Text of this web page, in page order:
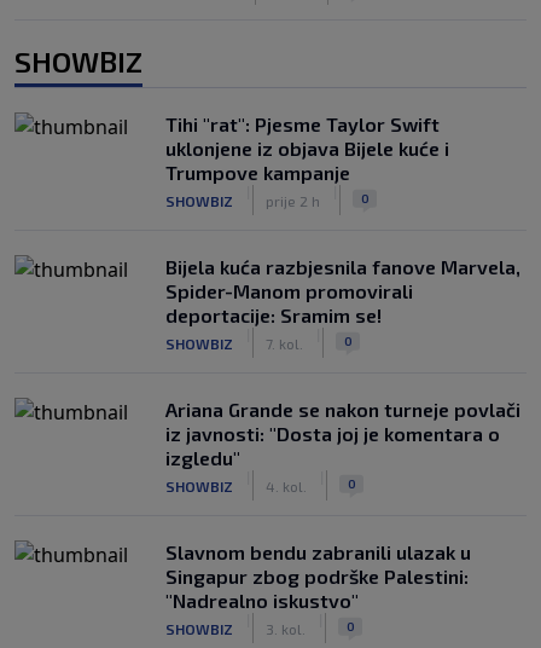
SHOWBIZ
Tihi "rat": Pjesme Taylor Swift
uklonjene iz objava Bijele kuće i
Trumpove kampanje
SHOWBIZ prije 2 h 0
Bijela kuća razbjesnila fanove Marvela,
Spider-Manom promovirali
deportacije: Sramim se!
SHOWBIZ 7. kol. 0
Ariana Grande se nakon turneje povlači
iz javnosti: "Dosta joj je komentara o
izgledu"
SHOWBIZ 4. kol. 0
Slavnom bendu zabranili ulazak u
Singapur zbog podrške Palestini:
"Nadrealno iskustvo"
SHOWBIZ 3. kol. 0